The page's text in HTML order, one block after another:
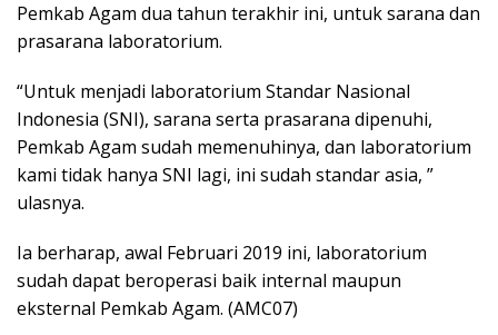
Pemkab Agam dua tahun terakhir ini, untuk sarana dan
prasarana laboratorium.
“Untuk menjadi laboratorium Standar Nasional
Indonesia (SNI), sarana serta prasarana dipenuhi,
Pemkab Agam sudah memenuhinya, dan laboratorium
kami tidak hanya SNI lagi, ini sudah standar asia, ”
ulasnya.
Ia berharap, awal Februari 2019 ini, laboratorium
sudah dapat beroperasi baik internal maupun
eksternal Pemkab Agam. (AMC07)